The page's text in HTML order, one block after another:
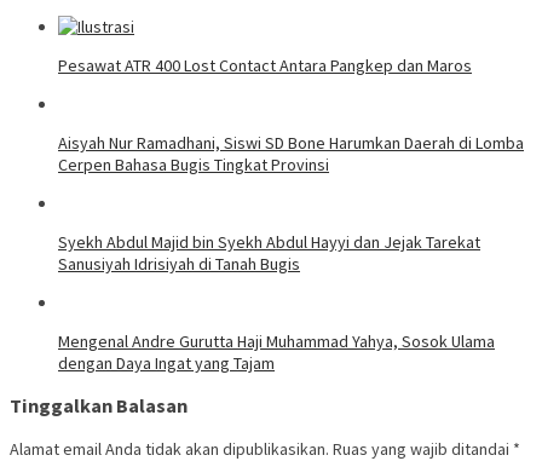
Pesawat ATR 400 Lost Contact Antara Pangkep dan Maros
Aisyah Nur Ramadhani, Siswi SD Bone Harumkan Daerah di Lomba
Cerpen Bahasa Bugis Tingkat Provinsi
Syekh Abdul Majid bin Syekh Abdul Hayyi dan Jejak Tarekat
Sanusiyah Idrisiyah di Tanah Bugis
Mengenal Andre Gurutta Haji Muhammad Yahya, Sosok Ulama
dengan Daya Ingat yang Tajam
Tinggalkan Balasan
Alamat email Anda tidak akan dipublikasikan. Ruas yang wajib ditandai *